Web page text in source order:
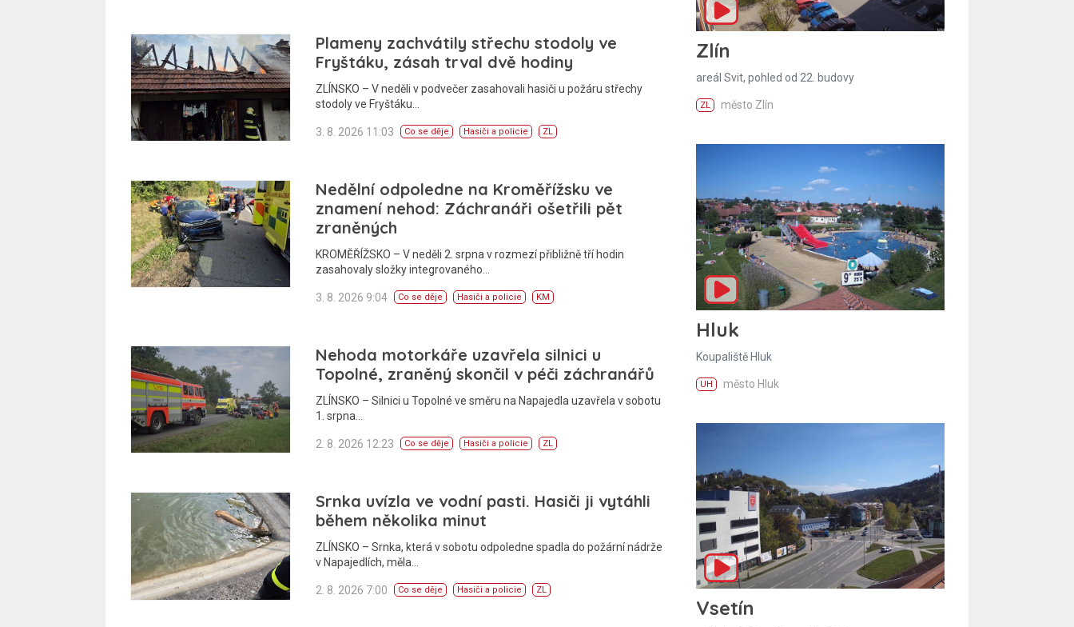
Plameny zachvátily střechu stodoly ve
Fryštáku, zásah trval dvě hodiny
ZLÍNSKO – V neděli v podvečer zasahovali hasiči u požáru střechy
stodoly ve Fryštáku…
3. 8. 2026 11:03 Co se děje Hasiči a policie ZL
Nedělní odpoledne na Kroměřížsku ve
znamení nehod: Záchranáři ošetřili pět
zraněných
KROMĚŘÍŽSKO – V neděli 2. srpna v rozmezí přibližně tří hodin
zasahovaly složky integrovaného…
3. 8. 2026 9:04 Co se děje Hasiči a policie KM
Nehoda motorkáře uzavřela silnici u
Topolné, zraněný skončil v péči záchranářů
ZLÍNSKO – Silnici u Topolné ve směru na Napajedla uzavřela v sobotu
1. srpna…
2. 8. 2026 12:23 Co se děje Hasiči a policie ZL
Srnka uvízla ve vodní pasti. Hasiči ji vytáhli
během několika minut
ZLÍNSKO – Srnka, která v sobotu odpoledne spadla do požární nádrže
v Napajedlích, měla…
2. 8. 2026 7:00 Co se děje Hasiči a policie ZL
Zlín
areál Svit, pohled od 22. budovy
ZL město Zlín
Hluk
Koupaliště Hluk
UH město Hluk
Vsetín